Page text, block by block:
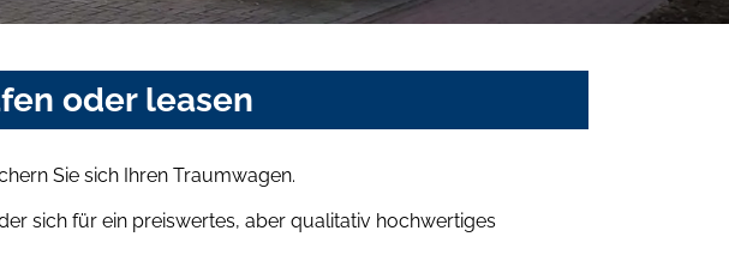
oder leasen
Sie sich Ihren Traumwagen.
sich für ein preiswertes, aber qualitativ hochwertiges